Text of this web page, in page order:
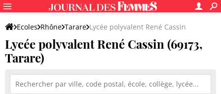
Ecoles Rhône Tarare Lycée polyvalent René Cassin
Lycée polyvalent René Cassin (69173,
Tarare)